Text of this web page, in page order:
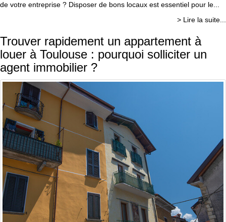
de votre entreprise ? Disposer de bons locaux est essentiel pour le...
> Lire la suite...
Trouver rapidement un appartement à
louer à Toulouse : pourquoi solliciter un
agent immobilier ?